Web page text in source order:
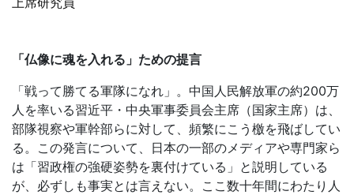
「仏像に魂を入れる」ための提言
「戦って勝てる軍隊になれ」。中国人民解放軍の約200万
人を率いる習近平・中央軍事委員会主席（国家主席）は、
部隊視察や軍幹部らに対して、頻繁にこう檄を飛ばしてい
る。この発言について、日本の一部のメディアや専門家ら
は「習政権の強硬姿勢を裏付けている」と説明している
が、必ずしも事実とは言えない。ここ数十年間にわたり人